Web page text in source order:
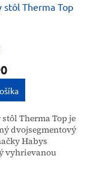
stôl Therma Top
Therma Top je
dvojsegmentový
Habys
vyhrievanou